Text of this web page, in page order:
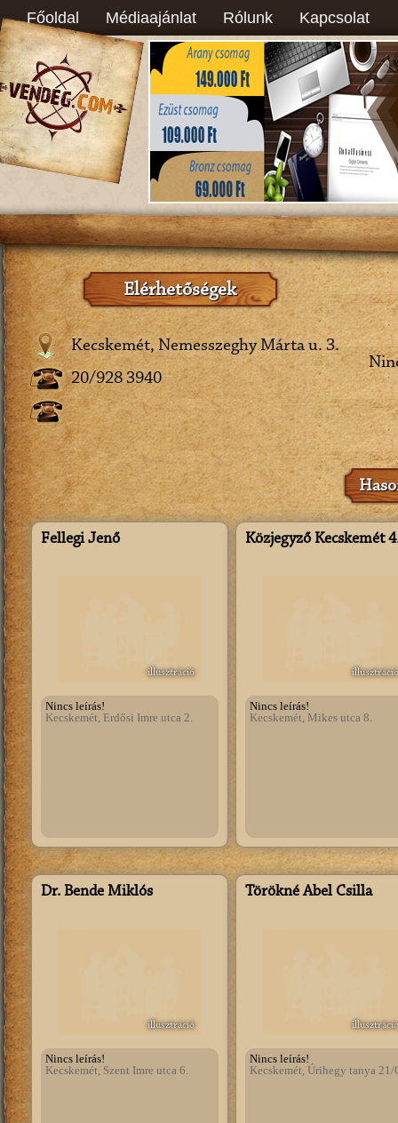
Főoldal Médiaajánlat Rólunk Kapcsolat
Elérhetőségek
Kecskemét, Nemesszeghy Márta u. 3.
20/928 3940
Fellegi Jenő
illusztráció
Nincs leírás!
Kecskemét, Erdősi Imre utca 2.
Közjegyző Kecskemét
illusztráció
Nincs leírás!
Kecskemét, Mikes utca 8.
Dr. Bende Miklós
illusztráció
Nincs leírás!
Kecskemét, Szent Imre utca 6.
Törökné Ábel Csilla
illusztráció
Nincs leírás!
Kecskemét, Úrihegy tanya 21/